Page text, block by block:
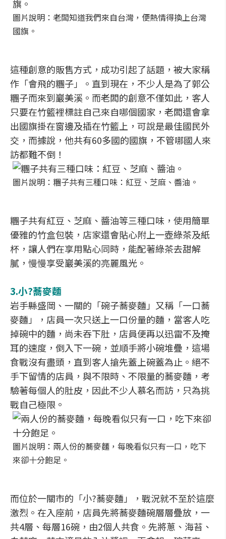
圖片說明：老闆知道我們來自台灣，便熱情得換上台灣
國旗。
這種創意的販售方式，成功引起了話題，被大家稱
作「會飛的糰子」。直到現在，不少人是為了郭公
糰子而來到巖美溪。而老闆的創意不僅如此，客人
只要在竹籃裡標註自己來自哪個國家，老闆還會拿
出國旗掛在窗邊及插在竹籃上，可說是最佳國民外
交，而據說，他共有60多國的國旗，不管哪國人來
訪都難不倒！
圖片說明：糰子共有三種口味：紅豆、芝麻、醬油。
糰子共有紅豆、芝麻、醬油等三種口味，使用簡單
優雅的竹盒包裝，店家還會貼心附上一壺綠茶及紙
杯，讓人們在享用點心同時，能配著綠茶去甜解
膩，慢慢享受巖美溪的亮麗風光。
3.小?蕎麥麵
岩手縣盛岡、一關的「碗子蕎麥麵」又稱「一口蕎
麥麵」，店員一次只送上一口份量的麵，當客人吃
掉碗中的麵，尚未吞下肚，店員便再以迅雷不及掩
耳的速度，倒入下一碗，並順手將小碗堆疊，這場
食戰沒有盡頭，直到客人搶先蓋上碗蓋為止。絕不
手下留情的店員，與不限時、不限量的蕎麥麵，考
驗著每個人的肚皮，因此不少人慕名而訪，只為挑
戰自己極限。
圖片說明：兩人份的蕎麥麵，每晚看似只有一口，吃下
來卻十分飽足。
而位於一關市的「小?蕎麥麵」，戰況就不至於這麼
激烈。在入座前，店員先將蕎麥麵碗層層疊放，一
共4層、每層16碗，由2個人共食。先將蔥、海苔、